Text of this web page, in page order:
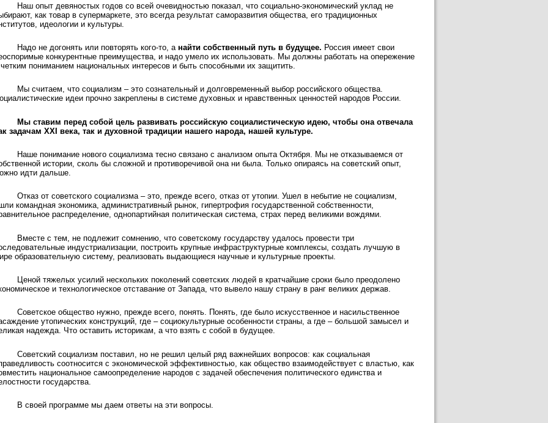
Наш опыт девяностых годов со всей очевидностью показал, что социально-экономический уклад не
как товар в супермаркете, это всегда результат саморазвития общества, его традиционных
идеологии и культуры.
Надо не догонять или повторять кого-то, а найти собственный путь в будущее. Россия имеет свои
конкурентные преимущества, и надо умело их использовать. Мы должны работать на опережение
пониманием национальных интересов и быть способными их защитить.
Мы считаем, что социализм – это сознательный и долговременный выбор российского общества.
идеи прочно закреплены в системе духовных и нравственных ценностей народов России.
Мы ставим перед собой цель развивать российскую социалистическую идею, чтобы она отвечала
задачам XXI века, так и духовной традиции нашего народа, нашей культуре.
Наше понимание нового социализма тесно связано с анализом опыта Октября. Мы не отказываемся от
истории, сколь бы сложной и противоречивой она ни была. Только опираясь на советский опыт,
идти дальше.
Отказ от советского социализма – это, прежде всего, отказ от утопии. Ушел в небытие не социализм,
командная экономика, административный рынок, гипертрофия государственной собственности,
распределение, однопартийная политическая система, страх перед великими вождями.
Вместе с тем, не подлежит сомнению, что советскому государству удалось провести три
индустриализации, построить крупные инфраструктурные комплексы, создать лучшую в
образовательную систему, реализовать выдающиеся научные и культурные проекты.
Ценой тяжелых усилий нескольких поколений советских людей в кратчайшие сроки было преодолено
и технологическое отставание от Запада, что вывело нашу страну в ранг великих держав.
Советское общество нужно, прежде всего, понять. Понять, где было искусственное и насильственное
утопических конструкций, где – социокультурные особенности страны, а где – большой замысел и
надежда. Что оставить историкам, а что взять с собой в будущее.
Советский социализм поставил, но не решил целый ряд важнейших вопросов: как социальная
соотносится с экономической эффективностью, как общество взаимодействует с властью, как
национальное самоопределение народов с задачей обеспечения политического единства и
государства.
В своей программе мы даем ответы на эти вопросы.